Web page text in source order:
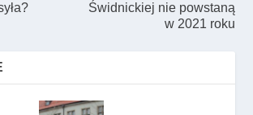
Świdnickiej nie powstaną
w 2021 roku